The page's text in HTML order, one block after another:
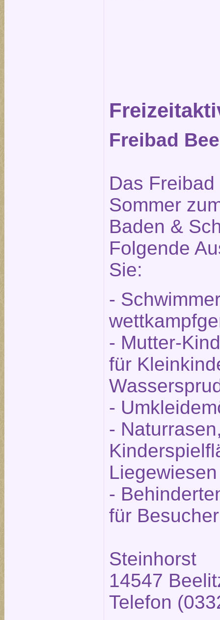
Freibad
Das
Sommer
Baden &
Folgende
Sie:
-
- Mutter-
für
-
-
Liegewiesen
-
für
Steinhorst
14547
Telefon